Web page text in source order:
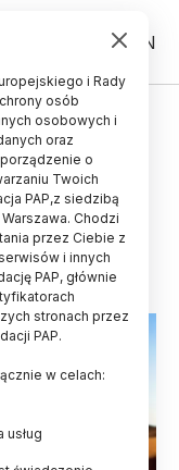
PL EN
hopie i
i Rady
osób
osobowych i
oraz
o
Twoich
PAP,z siedzibą
Chodzi
przez Ciebie z
i innych
PAP, głównie
stronach przez
PAP.
w celach: